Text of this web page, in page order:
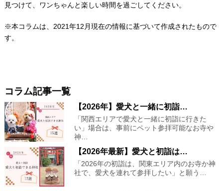
見つけて、ワンちゃんと楽しい時間を過ごしてください。
※本コラムは、2021年12月現在の情報に基づいて作成されたもので
す。
コラム記事一覧
【2026年】愛犬と一緒に初詣…
「関西エリアで愛犬と一緒に初詣に行きた
い」場合は、事前にペット参拝可能なお寺や
神…
【2026年最新】愛犬と初詣は…
「2026年の初詣は、関東エリア内のお寺か神
社で、愛犬を連れて参拝したい」と願う…